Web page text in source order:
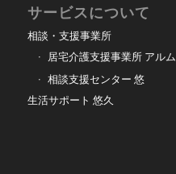
サービスについて
相談・支援事業所
居宅介護支援事業所 アルム
相談支援センター 悠
生活サポート 悠久